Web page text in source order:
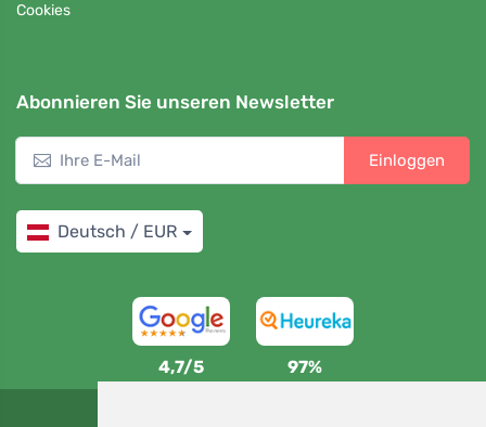
Cookies
Abonnieren Sie unseren Newsletter
Einloggen
Deutsch / EUR
4,7/5 97%